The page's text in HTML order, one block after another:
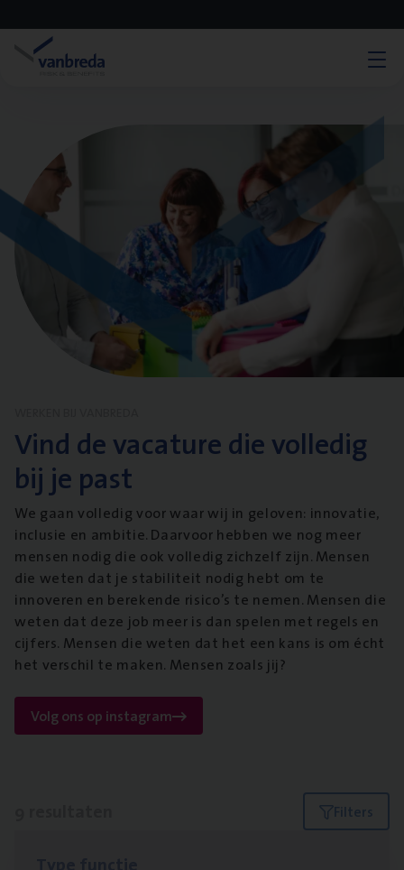
Vind de vacature die volledig
bij je past
We gaan volledig voor waar wij in geloven: innovatie,
inclusie en ambitie. Daarvoor hebben we nog meer
mensen nodig die ook volledig zichzelf zijn. Mensen
die weten dat je stabiliteit nodig hebt om te
innoveren en berekende risico’s te nemen. Mensen die
weten dat deze job meer is dan spelen met regels en
cijfers. Mensen die weten dat het een kans is om écht
het verschil te maken. Mensen zoals jij?
Volg ons op instagram
Filters